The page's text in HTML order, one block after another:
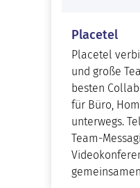
Placetel
Placetel
und große
besten
für Büro,
unterwegs.
Team-